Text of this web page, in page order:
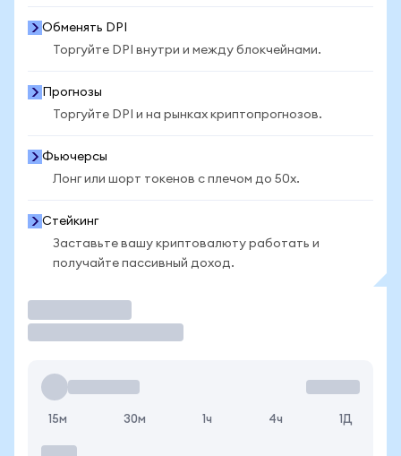
Обменять DPI
Торгуйте DPI внутри и между блокчейнами.
Прогнозы
Торгуйте DPI и на рынках криптопрогнозов.
Фьючерсы
Лонг или шорт токенов с плечом до 50x.
Стейкинг
Заставьте вашу криптовалюту работать и
получайте пассивный доход.
15м 30м 1ч 4ч 1Д